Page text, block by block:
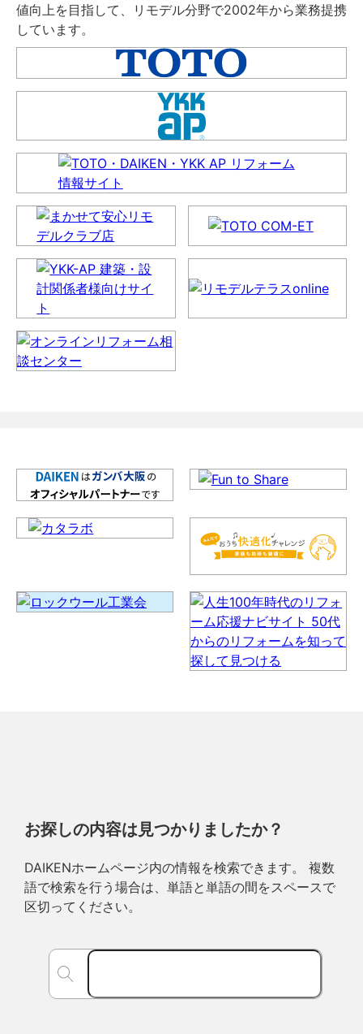
値向上を目指して、リモデル分野で2002年から業務提携
しています。
お探しの内容は見つかりましたか？
DAIKENホームページ内の情報を検索できます。 複数
語で検索を行う場合は、単語と単語の間をスペースで
区切ってください。